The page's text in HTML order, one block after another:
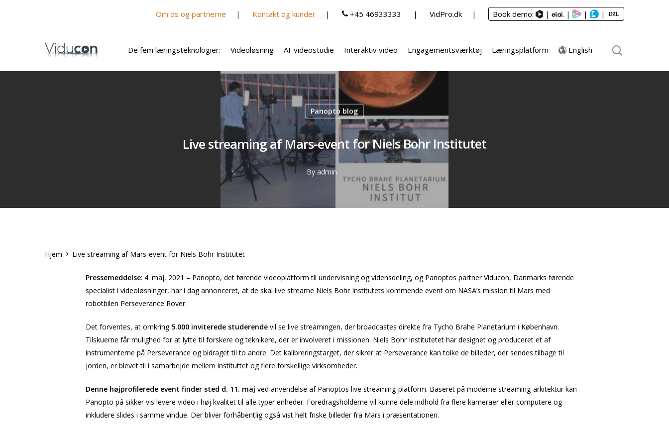
Om os og partnerne Kontakt og kunder +45 46933333 VidPro.dk Book demo: | | | |
De fem læringsteknologier: Videoløsning AI-videostudie Interaktiv video Engagementsværktøj Læringsplatform English
Panopto blog
Live streaming af Mars-event for Niels Bohr Institutet
By admin
Hjem Live streaming af Mars-event for Niels Bohr Institutet
Pressemeddelse: 4. maj, 2021 – Panopto, det førende videoplatform til undervisning og vidensdeling, og Panoptos partner Viducon, Danmarks førende
specialist i videoløsninger, har i dag annonceret, at de skal live streame Niels Bohr Institutets kommende event om NASA’s mission til Mars med
robotbilen Perseverance Rover.
Det forventes, at omkring5.000 inviterede studerende vil se live streamingen, der broadcastes direkte fra Tycho Brahe Planetarium i København.
Tilskuerne får mulighed for at lytte til forskere og teknikere, der er involveret i missionen. Niels Bohr Institutetet har designet og produceret et af
instrumenterne på Perseverance og bidraget til to andre. Det kalibreringstarget, der sikrer at Perseverance kan tolke de billeder, der sendes tilbage til
jorden, er blevet til i samarbejde mellem instituttet og flere forskellige virksomheder.
Denne højprofilerede event finder sted d. 11. maj ved anvendelse af Panoptos live streaming-platform. Baseret på moderne streaming-arkitektur kan
Panopto på sikker vis levere video i høj kvalitet til alle typer enheder. Foredragsholderne vil kunne dele indhold fra flere kameraer eller computere og
inkludere slides i samme vindue. Der bliver forhåbentlig også vist helt friske billeder fra Mars i præsentationen.